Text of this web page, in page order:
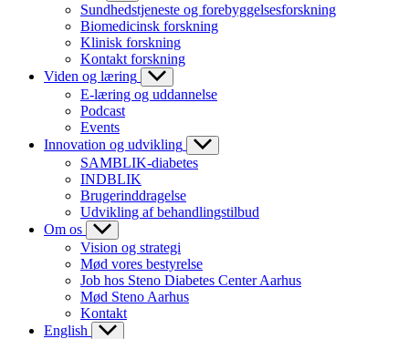
Sundhedstjeneste og forebyggelsesforskning
Biomedicinsk forskning
Klinisk forskning
Kontakt forskning
Viden og læring
E-læring og uddannelse
Podcast
Events
Innovation og udvikling
SAMBLIK-diabetes
INDBLIK
Brugerinddragelse
Udvikling af behandlingstilbud
Om os
Vision og strategi
Mød vores bestyrelse
Job hos Steno Diabetes Center Aarhus
Mød Steno Aarhus
Kontakt
English